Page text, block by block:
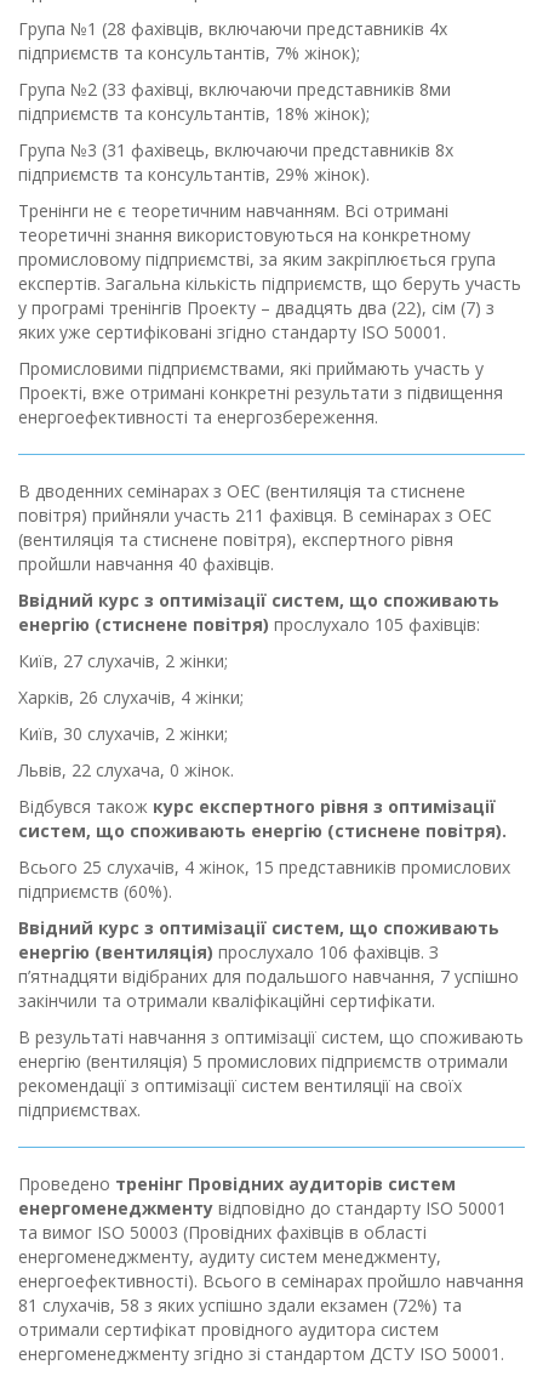
Група №1 (28 фахівців, включаючи представників 4х
підприємств та консультантів, 7% жінок);
Група №2 (33 фахівці, включаючи представників 8ми
підприємств та консультантів, 18% жінок);
Група №3 (31 фахівець, включаючи представників 8х
підприємств та консультантів, 29% жінок).
Тренінги не є теоретичним навчанням. Всі отримані
теоретичні знання використовуються на конкретному
промисловому підприємстві, за яким закріплюється група
експертів. Загальна кількість підприємств, що беруть участь
у програмі тренінгів Проекту – двадцять два (22), сім (7) з
яких уже сертифіковані згідно стандарту ISO 50001.
Промисловими підприємствами, які приймають участь у
Проекті, вже отримані конкретні результати з підвищення
енергоефективності та енергозбереження.
В дводенних семінарах з ОЕС (вентиляція та стиснене
повітря) прийняли участь 211 фахівця. В семінарах з ОЕС
(вентиляція та стиснене повітря), експертного рівня
пройшли навчання 40 фахівців.
Ввідний курс з оптимізації систем, що споживають
енергію (стиснене повітря) прослухало 105 фахівців:
Київ, 27 слухачів, 2 жінки;
Харків, 26 слухачів, 4 жінки;
Київ, 30 слухачів, 2 жінки;
Львів, 22 слухача, 0 жінок.
Відбувся також курс експертного рівня з оптимізації
систем, що споживають енергію (стиснене повітря).
Всього 25 слухачів, 4 жінок, 15 представників промислових
підприємств (60%).
Ввідний курс з оптимізації систем, що споживають
енергію (вентиляція) прослухало 106 фахівців. З
п’ятнадцяти відібраних для подальшого навчання, 7 успішно
закінчили та отримали кваліфікаційні сертифікати.
В результаті навчання з оптимізації систем, що споживають
енергію (вентиляція) 5 промислових підприємств отримали
рекомендації з оптимізації систем вентиляції на своїх
підприємствах.
Проведено тренінг Провідних аудиторів систем
енергоменеджменту відповідно до стандарту ISO 50001
та вимог ISO 50003 (Провідних фахівців в області
енергоменеджменту, аудиту систем менеджменту,
енергоефективності). Всього в семінарах пройшло навчання
81 слухачів, 58 з яких успішно здали екзамен (72%) та
отримали сертифікат провідного аудитора систем
енергоменеджменту згідно зі стандартом ДСТУ ISO 50001.